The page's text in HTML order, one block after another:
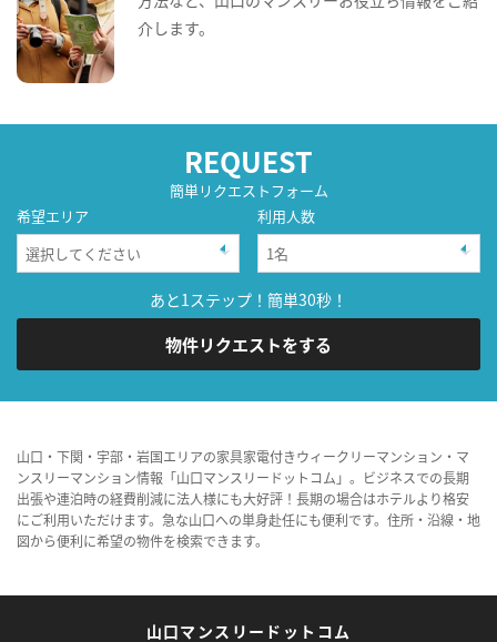
介します。
REQUEST
簡単リクエストフォーム
希望エリア
利用人数
あと1ステップ！簡単30秒！
物件リクエストをする
山口・下関・宇部・岩国エリアの家具家電付きウィークリーマンション・マ
ンスリーマンション情報「山口マンスリードットコム」。ビジネスでの長期
出張や連泊時の経費削減に法人様にも大好評！長期の場合はホテルより格安
にご利用いただけます。急な山口への単身赴任にも便利です。住所・沿線・地
図から便利に希望の物件を検索できます。
山口マンスリードットコム